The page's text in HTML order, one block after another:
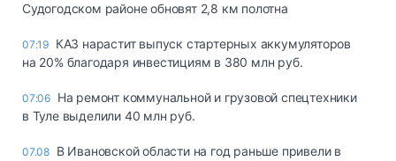
Судогодском районе обновят 2,8 км полотна
07:19 КАЗ нарастит выпуск стартерных аккумуляторов
на 20% благодаря инвестициям в 380 млн руб.
07:06 На ремонт коммунальной и грузовой спецтехники
в Туле выделили 40 млн руб.
07.08 В Ивановской области на год раньше привели в